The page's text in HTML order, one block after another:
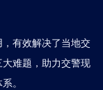
有效解决了当地交
难题，助力交警现
。